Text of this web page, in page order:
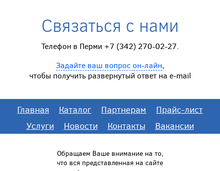
Связаться с нами
Телефон в Перми +7 (342) 270-02-27.
Задайте ваш вопрос он-лайн,
чтобы получить развернутый ответ на e-mail
Главная Каталог Партнерам
Прайс-лист
Услуги
Новости Контакты Вакансии
Обращаем Ваше внимание на то,
что вся представленная на сайте